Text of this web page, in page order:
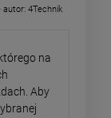
autor: 4Technik
na
Aby